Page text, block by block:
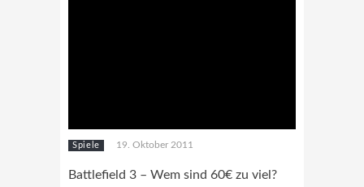
Spiele 19. Oktober 2011
Battlefield 3 – Wem sind 60€ zu viel?